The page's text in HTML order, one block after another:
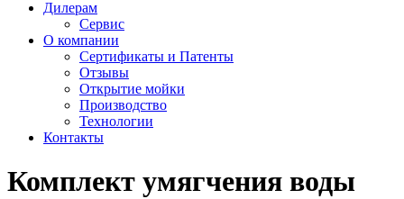
Дилерам
Сервис
О компании
Сертификаты и Патенты
Отзывы
Открытие мойки
Производство
Технологии
Контакты
Комплект умягчения воды